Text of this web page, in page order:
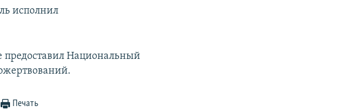
исполнил
предоставил Национальный
Печать